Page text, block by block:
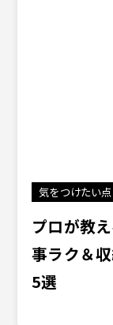
気をつけたい点
プロが教
事ラク＆
5選